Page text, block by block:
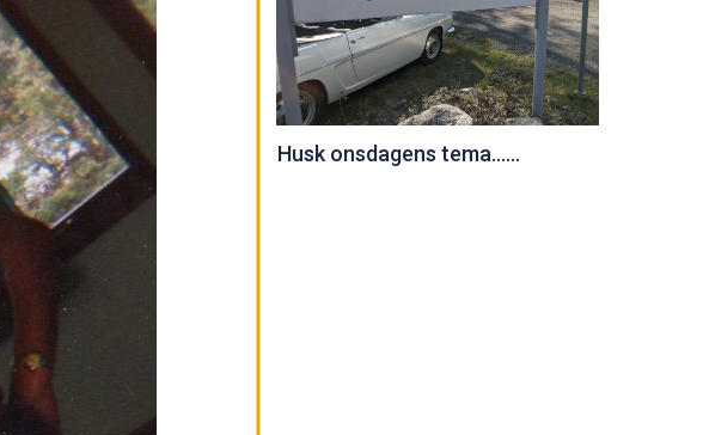
Husk onsdagens tema......